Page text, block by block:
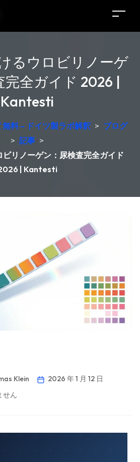
るウロビリノーゲ
完全ガイド 2026 |
Kantesti
料 – ドイツ製ラボ解釈 > ブログ
> 記事 >
リノーゲン：尿検査完全ガイド
| Kantesti
Klein
2026 年 1 月 12 日
せん